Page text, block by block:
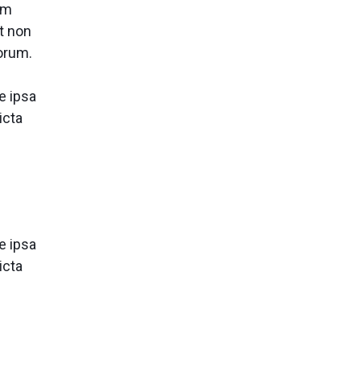
non
ipsa
ipsa